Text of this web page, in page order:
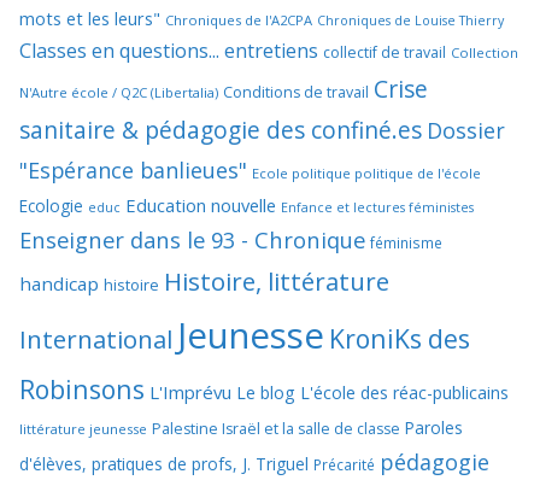
mots et les leurs" Chroniques de l'A2CPA Chroniques de Louise Thierry
Classes en questions... entretiens collectif de travail Collection
N'Autre école / Q2C (Libertalia) Conditions de travail Crise
sanitaire & pédagogie des confiné.es Dossier
"Espérance banlieues" Ecole politique politique de l'école
Ecologie educ Education nouvelle Enfance et lectures féministes
Enseigner dans le 93 - Chronique féminisme
handicap histoire Histoire, littérature
International Jeunesse KroniKs des
Robinsons L'Imprévu Le blog L'école des réac-publicains
littérature jeunesse Palestine Israël et la salle de classe Paroles
d'élèves, pratiques de profs, J. Triguel Précarité pédagogie